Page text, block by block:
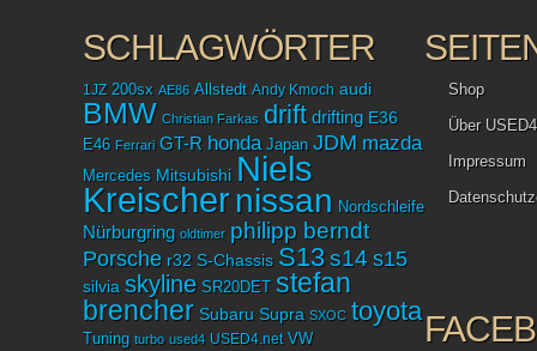
SCHLAGWÖRTER
1JZ 200sx AE86 Allstedt Andy Kmoch audi
BMW Christian Farkas drift drifting E36
E46 Ferrari GT-R honda Japan JDM mazda
Mercedes Mitsubishi Niels
Kreischer nissan Nordschleife
Nürburgring oldtimer philipp berndt
Porsche r32 S-Chassis S13 s14 s15
silvia skyline SR20DET stefan
brencher Subaru Supra SXOC toyota
Tuning turbo used4 USED4.net VW
Shop
Über
Impressum